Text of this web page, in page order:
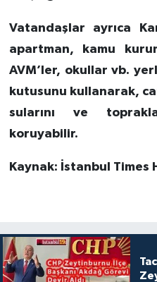
Vatandaşlar ayrıca
apartman, kamu
AVM’ler, okullar vb.
kutusunu kullanarak,
sularını ve
koruyabilir.
Kaynak: İstanbul Times